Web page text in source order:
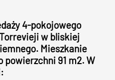
4-pokojowego
w bliskiej
Mieszkanie
powierzchni 91 m2. W